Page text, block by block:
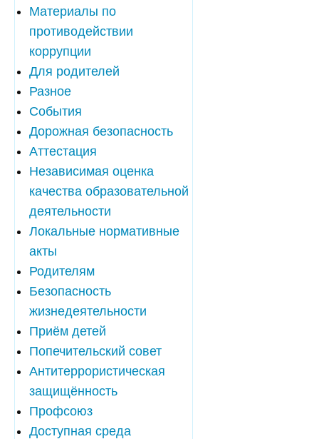
Материалы по
противодействии
коррупции
Для родителей
Разное
События
Дорожная безопасность
Аттестация
Независимая оценка
качества образовательной
деятельности
Локальные нормативные
акты
Родителям
Безопасность
жизнедеятельности
Приём детей
Попечительский совет
Антитеррористическая
защищённость
Профсоюз
Доступная среда